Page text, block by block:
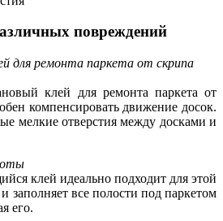
повреждений
клей для ремонта паркета от
компенсировать движение досок.
мелкие отверстия между досками и
клей идеально подходит для этой
заполняет все полости под паркетом
его.